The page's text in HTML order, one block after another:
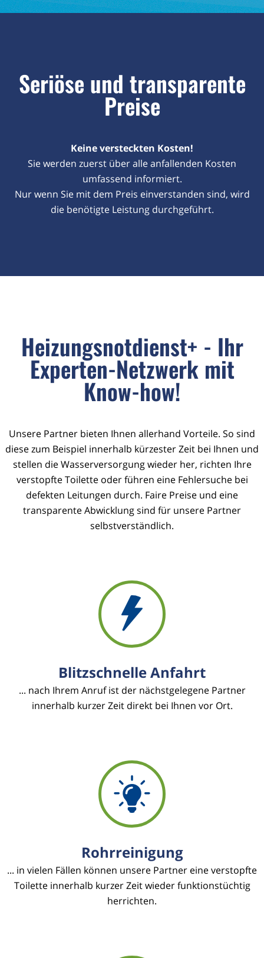
Seriöse und transparente
Preise
Keine versteckten Kosten!
Sie werden zuerst über alle anfallenden Kosten
umfassend informiert.
Nur wenn Sie mit dem Preis einverstanden sind, wird
die benötigte Leistung durchgeführt.
Heizungsnotdienst+ - Ihr
Experten-Netzwerk mit
Know-how!
Unsere Partner bieten Ihnen allerhand Vorteile. So sind
diese zum Beispiel innerhalb kürzester Zeit bei Ihnen und
stellen die Wasserversorgung wieder her, richten Ihre
verstopfte Toilette oder führen eine Fehlersuche bei
defekten Leitungen durch. Faire Preise und eine
transparente Abwicklung sind für unsere Partner
selbstverständlich.
Blitzschnelle Anfahrt
... nach Ihrem Anruf ist der nächstgelegene Partner
innerhalb kurzer Zeit direkt bei Ihnen vor Ort.
Rohrreinigung
... in vielen Fällen können unsere Partner eine verstopfte
Toilette innerhalb kurzer Zeit wieder funktionstüchtig
herrichten.